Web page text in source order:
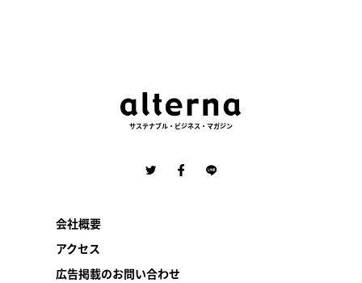
サステナブル・ビジネス・マガジン
会社概要
アクセス
広告掲載のお問い合わせ